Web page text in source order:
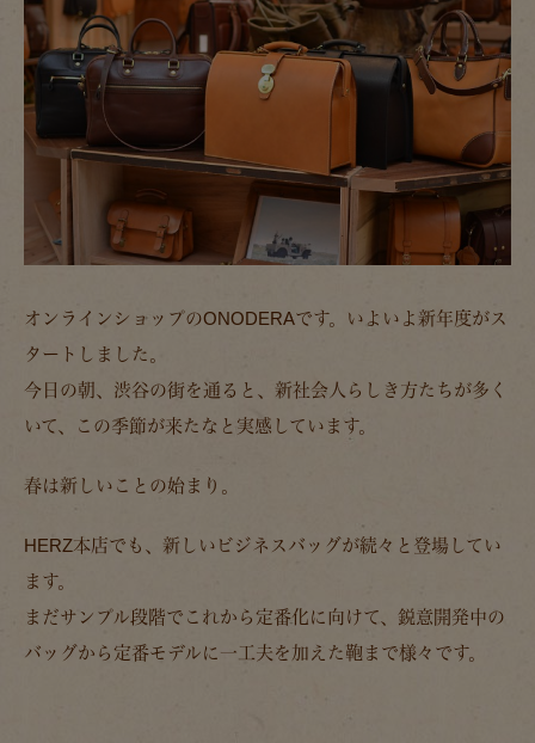
オンラインショップのONODERAです。いよいよ新年度がス
タートしました。
今日の朝、渋谷の街を通ると、新社会人らしき方たちが多く
いて、この季節が来たなと実感しています。
春は新しいことの始まり。
HERZ本店でも、新しいビジネスバッグが続々と登場してい
ます。
まだサンプル段階でこれから定番化に向けて、鋭意開発中の
バッグから定番モデルに一工夫を加えた鞄まで様々です。